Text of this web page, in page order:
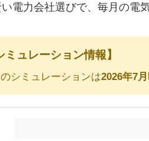
い電力会社選びで、毎月の電
ミュレーション情報】
シミュレーションは2026年7